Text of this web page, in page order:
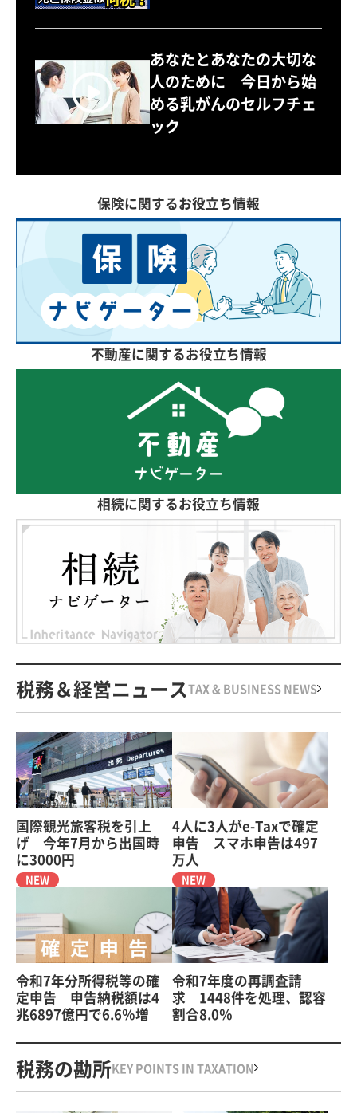
あなたとあなたの大切な
人のために 今日から始
める乳がんのセルフチェ
ック
保険に関するお役立ち情報
不動産に関するお役立ち情報
相続に関するお役立ち情報
税務＆経営ニュースTAX & BUSINESS NEWS
国際観光旅客税を引上
げ 今年7月から出国時
に3000円
NEW
4人に3人がe-Taxで確定
申告 スマホ申告は497
万人
NEW
令和7年分所得税等の確
定申告 申告納税額は4
兆6897億円で6.6％増
令和7年度の再調査請
求 1448件を処理、認容
割合8.0％
税務の勘所KEY POINTS IN TAXATION